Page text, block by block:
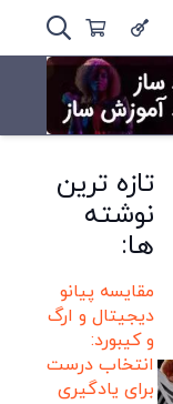
تازه ترین
نوشته
ها:
مقایسه پیانو
دیجیتال و ارگ
و کیبورد:
انتخاب درست
برای یادگیری